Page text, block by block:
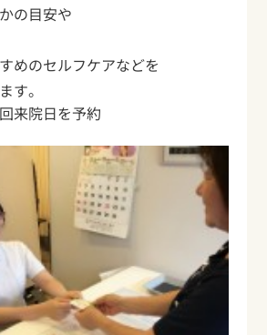
の目安や
めのセルフケアなどを
す。
来院日を予約